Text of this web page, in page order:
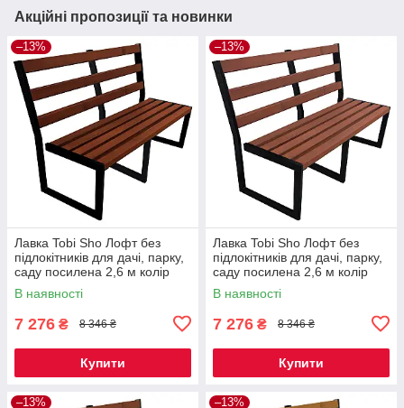
Акційні пропозиції та новинки
–13%
Лавка Tobi Sho Лофт без
підлокітників для дачі, парку,
саду посилена 2,6 м колір
каштан
В наявності
7 276 ₴ 8 346 ₴
Купити
–13%
Лавка Tobi Sho Лофт без
підлокітників для дачі, парку,
саду посилена 2,6 м колір
черешня
В наявності
7 276 ₴ 8 346 ₴
Купити
–13% –13%